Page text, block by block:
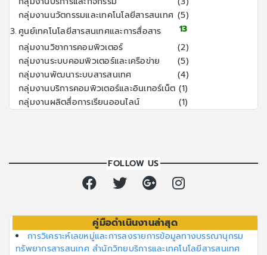
กลุ่มงานนวัตกรรมและเทคโนโลยีสารสนเทศ (5)
3. ศูนย์เทคโนโลยีสารสนเทศและการสื่อสาร
13
กลุ่มงานวิชาการคอมพิวเตอร์
(2)
กลุ่มงานระบบคอมพิวเตอร์และเครือข่าย
(5)
กลุ่มงานพัฒนาระบบสารสนเทศ
(4)
กลุ่มงานบริการคอมพิวเตอร์และอินเทอร์เน็ต (1)
กลุ่มงานผลิตสื่อการเรียนออนไลน์
(1)
FOLLOW US
คู่มือดำเนินงานล่าสุด
การวิเคราะห์เลขหมู่และการลงรายการข้อมูลทางบรรณานุกรม
ทรัพยากรสารสนเทศ สำนักวิทยบริการและเทคโนโลยีสารสนเทศ